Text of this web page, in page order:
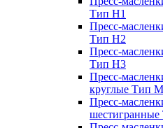
Тип H1
Пресс-
Тип H2
Пресс-
Тип H3
Пресс-
круглые Тип M
Пресс-